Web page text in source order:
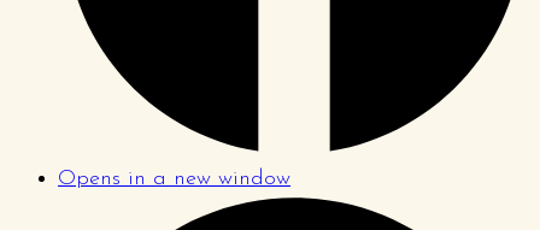
Opens in a new window